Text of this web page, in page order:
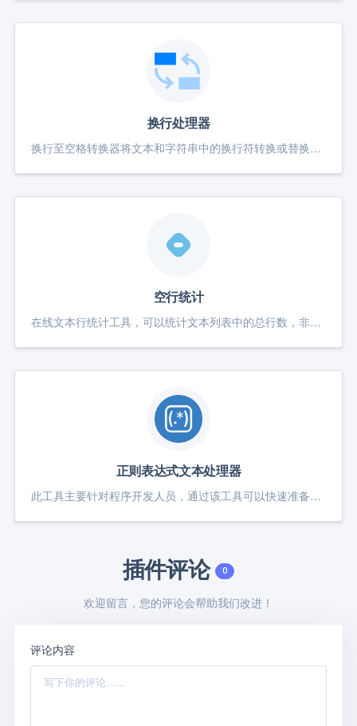
换行处理器
换行至空格转换器将文本和字符串中的换行符转换或替换为空格。纯在线工具，不上传服务器浏览器本地处理
空行统计
在线文本行统计工具，可以统计文本列表中的总行数，非空行数以及空白行数，空白行包含只有空格或制表符等不可见字符的行。
正则表达式文本处理器
此工具主要针对程序开发人员，通过该工具可以快速准备的判断所写的正则是否能正确匹配相应的字符
插件评论 0
欢迎留言，您的评论会帮助我们改进！
评论内容